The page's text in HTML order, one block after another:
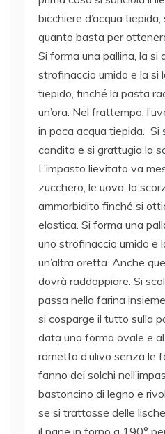
bicchiere d’acqua
quanto basta per
Si forma una pallina, la si
strofinaccio umido e la si
tiepido, finché la pasta
un’ora. Nel frattempo,
in poca acqua tiepida. Si
candita e si grattugia la
L’impasto lievitato va
zucchero, le uova, la
ammorbidito finché si
elastica. Si forma una
uno strofinaccio umido e
un’altra oretta. Anche
dovrà raddoppiare. Si
passa nella farina
si cosparge il tutto sulla
data una forma ovale e
rametto d’ulivo senza le
fanno dei solchi
bastoncino di legno e
se si trattasse delle
il pane in forno a 190°